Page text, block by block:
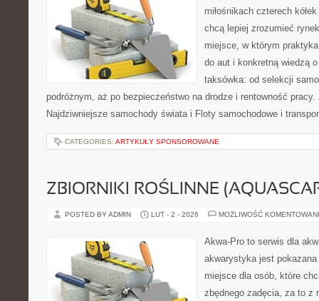
miłośnikach czterech
chcą lepiej zrozumieć
miejsce, w którym
do aut i konkretną wiedzą
taksówka: od selekcji
podróżnym, aż po bezpieczeństwo na drodze i rentowność
Najdziwniejsze samochody świata i Floty samochodowe i
CATEGORIES: ARTYKUŁY SPONSOROWANE
ZBIORNIKI ROŚLINNE
POSTED BY ADMIN LUT - 2 - 2026 MOŻLIWOŚĆ
Akwa-Pro to serwis dla
akwarystyka jest
miejsce dla osób, które
zbędnego zadęcia, za to z